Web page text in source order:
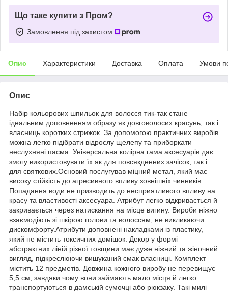
Що таке купити з Пром?
Замовлення під захистом
Опис Характеристики Доставка Оплата Умови
Опис
Набір кольорових шпильок для волосся тик-так стане
ідеальним доповненням образу як довговолосих красунь, так і
власниць коротких стрижок. За допомогою практичних виробів
можна легко підібрати відрослу щелепу та приборкати
неслухняні пасма. Універсальна колірна гама аксесуарів дає
змогу використовувати їх як для повсякденних зачісок, так і
для святкових.Основий послугував міцний метал, який має
високу стійкість до агресивного впливу зовнішніх чинників.
Попадання води не призводить до несприятливого впливу на
красу та властивості аксесуара. Атрибут легко відкривається й
закривається через натискання на місце вигину. Вироби ніжно
взаємодіють зі шкірою голови та волоссям, не викликаючи
дискомфорту.Атрибути доповнені накладками із пластику,
який не містить токсичних домішок. Декор у формі
абстрактних ліній різної товщини має дуже ніжний та жіночний
вигляд, підкреслюючи вишуканий смак власниці. Комплект
містить 12 предметів. Довжина кожного виробу не перевищує
5,5 см, завдяки чому вони займають мало місця й легко
транспортуються в дамській сумочці або рюкзаку. Такі милі